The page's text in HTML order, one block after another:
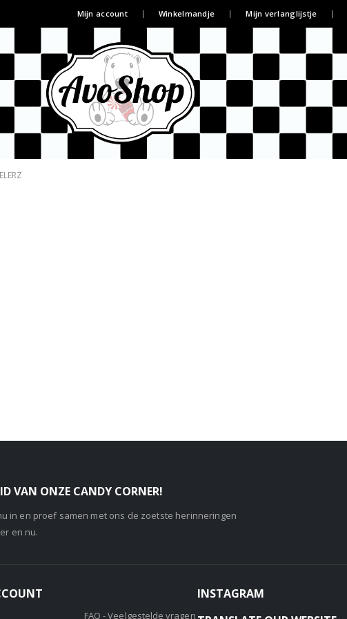
Mijn account Winkelmandje Mijn verlanglijstje
VAN ONZE CANDY CORNER!
in en proef samen met ons de zoetste herinneringen
en nu.
FAQ - Veelgestelde vragen
INSTAGRAM